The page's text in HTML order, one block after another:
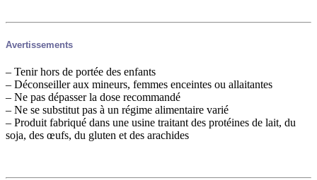
Avertissements
– Tenir hors de portée des enfants
– Déconseiller aux mineurs, femmes enceintes ou allaitantes
– Ne pas dépasser la dose recommandé
– Ne se substitut pas à un régime alimentaire varié
– Produit fabriqué dans une usine traitant des protéines de lait, du
soja, des œufs, du gluten et des arachides